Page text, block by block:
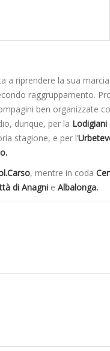
a riprendere la sua
raggruppamento.
ben organizzate
dunque, per la Lodigiani
stagione, e per l’
, mentre in coda
di Anagni e Albalonga.